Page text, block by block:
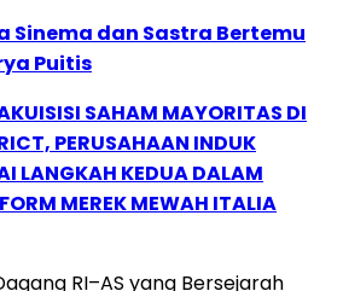
Sinema dan Sastra Bertemu
Puitis
SAHAM MAYORITAS DI
PERUSAHAAN INDUK
LANGKAH KEDUA DALAM
MEREK MEWAH ITALIA
RI–AS yang Bersejarah